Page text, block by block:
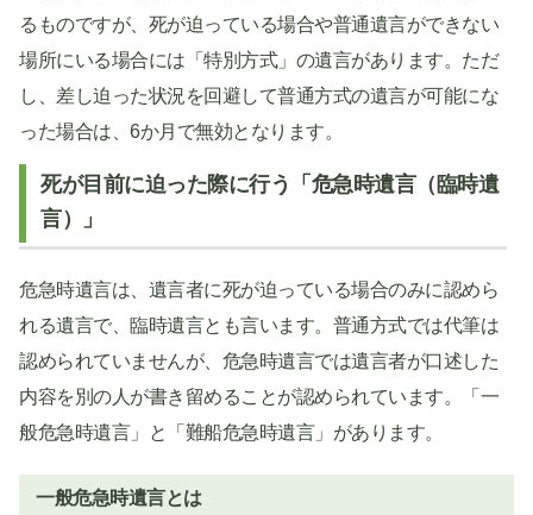
るものですが、死が迫っている場合や普通遺言ができない
場所にいる場合には「特別方式」の遺言があります。ただ
し、差し迫った状況を回避して普通方式の遺言が可能にな
った場合は、6か月で無効となります。
死が目前に迫った際に行う「危急時遺言（臨時遺
言）」
危急時遺言は、遺言者に死が迫っている場合のみに認めら
れる遺言で、臨時遺言とも言います。普通方式では代筆は
認められていませんが、危急時遺言では遺言者が口述した
内容を別の人が書き留めることが認められています。「一
般危急時遺言」と「難船危急時遺言」があります。
一般危急時遺言とは